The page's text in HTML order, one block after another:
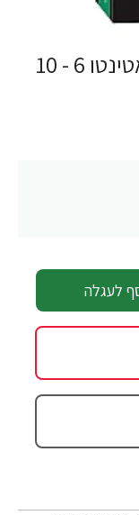
לור קפסולות קפה אספרסו סאטינטו 6 - 10
לעגלה